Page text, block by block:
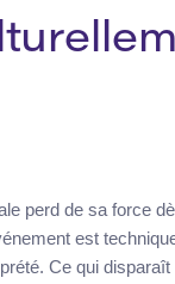
perd de sa force
est
Ce qui